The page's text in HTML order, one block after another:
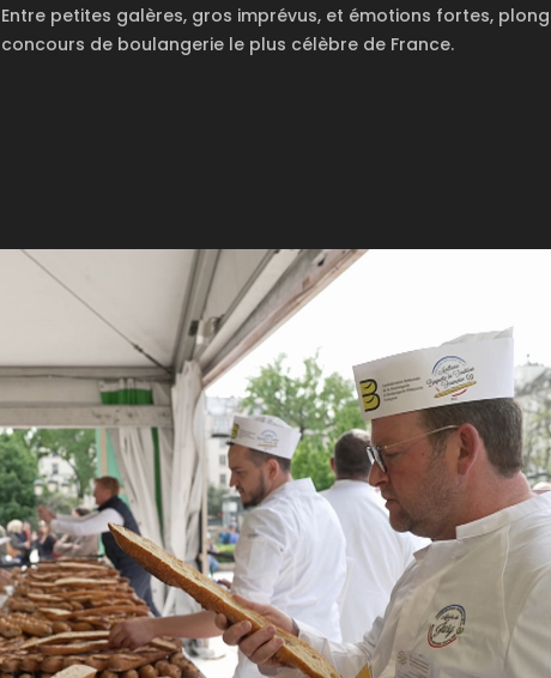
Entre petites galères, gros imprévus, et émotions fortes,
concours de boulangerie le plus célèbre de France.